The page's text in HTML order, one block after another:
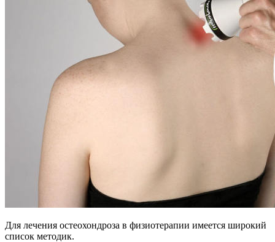
Для лечения остеохондроза в физиотерапии имеется широкий
список методик.